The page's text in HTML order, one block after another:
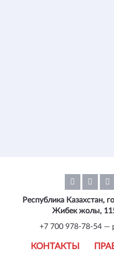
КОНТАКТЫ
Республика Казахстан,
Жибек жолы,
+7 700 978-78-54 —